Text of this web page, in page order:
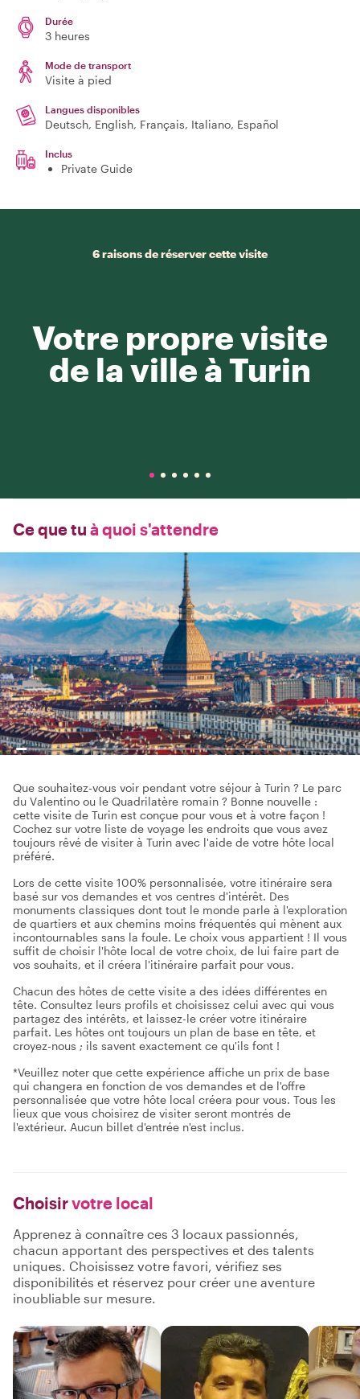
Durée
3 heures
Mode de transport
Visite à pied
Langues disponibles
Deutsch, English, Français, Italiano, Español
Inclus
Private Guide
6 raisons de réserver cette visite
Votre propre visite
de la ville à Turin
Ce que tu à quoi s'attendre
Que souhaitez-vous voir pendant votre séjour à Turin ? Le parc
du Valentino ou le Quadrilatère romain ? Bonne nouvelle :
cette visite de Turin est conçue pour vous et à votre façon !
Cochez sur votre liste de voyage les endroits que vous avez
toujours rêvé de visiter à Turin avec l'aide de votre hôte local
préféré.
Lors de cette visite 100% personnalisée, votre itinéraire sera
basé sur vos demandes et vos centres d'intérêt. Des
monuments classiques dont tout le monde parle à l'exploration
de quartiers et aux chemins moins fréquentés qui mènent aux
incontournables sans la foule. Le choix vous appartient ! Il vous
suffit de choisir l'hôte local de votre choix, de lui faire part de
vos souhaits, et il créera l'itinéraire parfait pour vous.
Chacun des hôtes de cette visite a des idées différentes en
tête. Consultez leurs profils et choisissez celui avec qui vous
partagez des intérêts, et laissez-le créer votre itinéraire
parfait. Les hôtes ont toujours un plan de base en tête, et
croyez-nous ; ils savent exactement ce qu'ils font !
*Veuillez noter que cette expérience affiche un prix de base
qui changera en fonction de vos demandes et de l'offre
personnalisée que votre hôte local créera pour vous. Tous les
lieux que vous choisirez de visiter seront montrés de
l'extérieur. Aucun billet d'entrée n'est inclus.
Choisirvotre local
Apprenez à connaître ces 3 locaux passionnés,
chacun apportant des perspectives et des talents
uniques. Choisissez votre favori, vérifiez ses
disponibilités et réservez pour créer une aventure
inoubliable sur mesure.